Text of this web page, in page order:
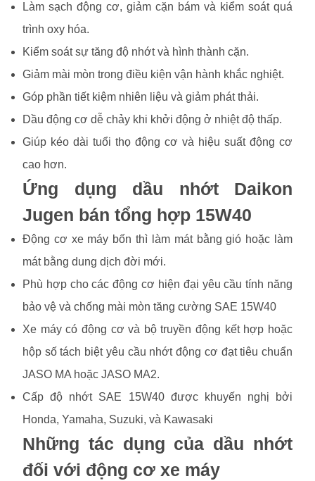
Làm sạch động cơ, giảm cặn bám và kiểm soát quá
trình oxy hóa.
Kiểm soát sự tăng độ nhớt và hình thành cặn.
Giảm mài mòn trong điều kiện vận hành khắc nghiệt.
Góp phần tiết kiệm nhiên liệu và giảm phát thải.
Dầu động cơ dễ chảy khi khởi động ở nhiệt độ thấp.
Giúp kéo dài tuổi thọ động cơ và hiệu suất động cơ
cao hơn.
Ứng dụng dầu nhớt Daikon
Jugen bán tổng hợp 15W40
Động cơ xe máy bốn thì làm mát bằng gió hoặc làm
mát bằng dung dịch đời mới.
Phù hợp cho các động cơ hiện đại yêu cầu tính năng
bảo vệ và chống mài mòn tăng cường SAE 15W40
Xe máy có động cơ và bộ truyền động kết hợp hoặc
hộp số tách biệt yêu cầu nhớt động cơ đạt tiêu chuẩn
JASO MA hoặc JASO MA2.
Cấp độ nhớt SAE 15W40 được khuyến nghị bởi
Honda, Yamaha, Suzuki, và Kawasaki
Những tác dụng của dầu nhớt
đối với động cơ xe máy